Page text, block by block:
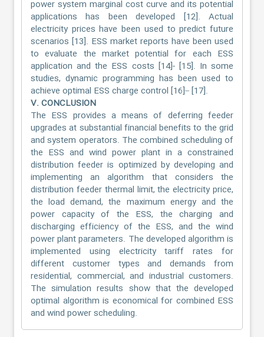
power system marginal cost curve and its potential
applications has been developed [12]. Actual
electricity prices have been used to predict future
scenarios [13]. ESS market reports have been used
to evaluate the market potential for each ESS
application and the ESS costs [14]- [15]. In some
studies, dynamic programming has been used to
achieve optimal ESS charge control [16]– [17].
V. CONCLUSION
The ESS provides a means of deferring feeder
upgrades at substantial financial benefits to the grid
and system operators. The combined scheduling of
the ESS and wind power plant in a constrained
distribution feeder is optimized by developing and
implementing an algorithm that considers the
distribution feeder thermal limit, the electricity price,
the load demand, the maximum energy and the
power capacity of the ESS, the charging and
discharging efficiency of the ESS, and the wind
power plant parameters. The developed algorithm is
implemented using electricity tariff rates for
different customer types and demands from
residential, commercial, and industrial customers.
The simulation results show that the developed
optimal algorithm is economical for combined ESS
and wind power scheduling.